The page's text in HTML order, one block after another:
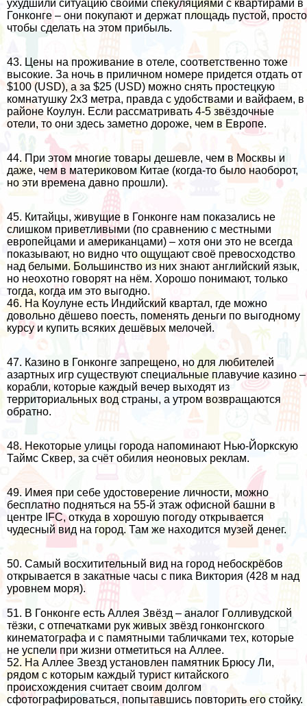
ухудшили ситуацию своими спекуляциями с квартирами в
Гонконге – они покупают и держат площадь пустой, просто
чтобы сделать на этом прибыль.
43. Цены на проживание в отеле, соответственно тоже
высокие. За ночь в приличном номере придется отдать от
$100 (USD), а за $25 (USD) можно снять простецкую
комнатушку 2x3 метра, правда с удобствами и вайфаем, в
районе Коулун. Если рассматривать 4-5 звёздочные
отели, то они здесь заметно дороже, чем в Европе.
44. При этом многие товары дешевле, чем в Москвы и
даже, чем в материковом Китае (когда-то было наоборот,
но эти времена давно прошли).
45. Китайцы, живущие в Гонконге нам показались не
слишком приветливыми (по сравнению с местными
европейцами и американцами) – хотя они это не всегда
показывают, но видно что ощущают своё превосходство
над белыми. Большинство из них знают английский язык,
но неохотно говорят на нём. Хорошо понимают, только
тогда, когда им это выгодно.
46. На Коулуне есть Индийский квартал, где можно
довольно дёшево поесть, поменять деньги по выгодному
курсу и купить всяких дешёвых мелочей.
47. Казино в Гонконге запрещено, но для любителей
азартных игр существуют специальные плавучие казино –
корабли, которые каждый вечер выходят из
территориальных вод страны, а утром возвращаются
обратно.
48. Некоторые улицы города напоминают Нью-Йоркскую
Таймс Сквер, за счёт обилия неоновых реклам.
49. Имея при себе удостоверение личности, можно
бесплатно подняться на 55-й этаж офисной башни в
центре IFC, откуда в хорошую погоду открывается
чудесный вид на город. Там же находится музей денег.
50. Самый восхитительный вид на город небоскрёбов
открывается в закатные часы с пика Виктория (428 м над
уровнем моря).
51. В Гонконге есть Аллея Звёзд – аналог Голливудской
тёзки, с отпечатками рук живых звёзд гонконгского
кинематографа и с памятными табличками тех, которые
не успели при жизни отметиться на Аллее.
52. На Аллее Звезд установлен памятник Брюсу Ли,
рядом с которым каждый турист китайского
происхождения считает своим долгом
сфотографироваться, попытавшись повторить его стойку.